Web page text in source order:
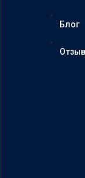
Блог